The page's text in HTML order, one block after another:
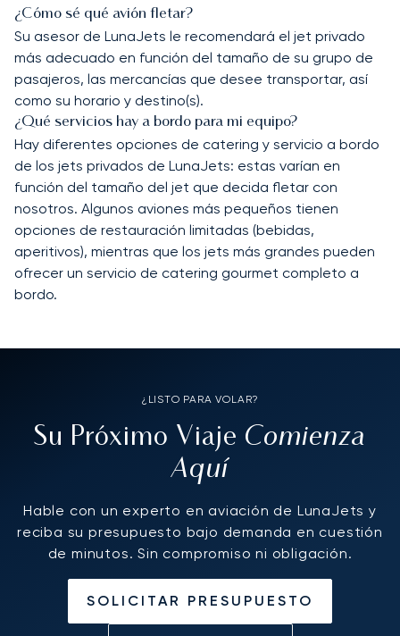
¿Cómo sé qué avión fletar?
Su asesor de LunaJets le recomendará el jet privado
más adecuado en función del tamaño de su grupo de
pasajeros, las mercancías que desee transportar, así
como su horario y destino(s).
¿Qué servicios hay a bordo para mi equipo?
Hay diferentes opciones de catering y servicio a bordo
de los jets privados de LunaJets: estas varían en
función del tamaño del jet que decida fletar con
nosotros. Algunos aviones más pequeños tienen
opciones de restauración limitadas (bebidas,
aperitivos), mientras que los jets más grandes pueden
ofrecer un servicio de catering gourmet completo a
bordo.
¿LISTO PARA VOLAR?
Su Próximo Viaje Comienza
Aquí
Hable con un experto en aviación de LunaJets y
reciba su presupuesto bajo demanda en cuestión
de minutos. Sin compromiso ni obligación.
SOLICITAR PRESUPUESTO